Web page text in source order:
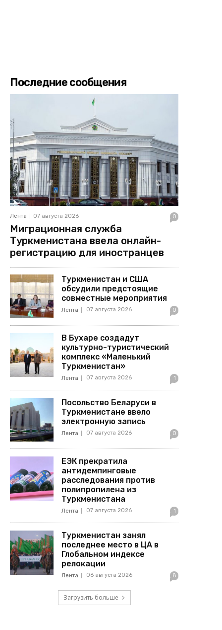
Последние сообщения
Лента 07 августа 2026 0
Миграционная служба
Туркменистана ввела онлайн-
регистрацию для иностранцев
Туркменистан и США
обсудили предстоящие
совместные мероприятия
Лента 07 августа 2026 0
В Бухаре создадут
культурно-туристический
комплекс «Маленький
Туркменистан»
Лента 07 августа 2026 1
Посольство Беларуси в
Туркменистане ввело
электронную запись
Лента 07 августа 2026 0
ЕЭК прекратила
антидемпинговые
расследования против
полипропилена из
Туркменистана
Лента 07 августа 2026 1
Туркменистан занял
последнее место в ЦА в
Глобальном индексе
релокации
Лента 06 августа 2026 8
Загрузить больше